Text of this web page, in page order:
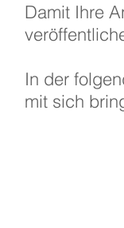
Damit Ihre
In der
mit sich